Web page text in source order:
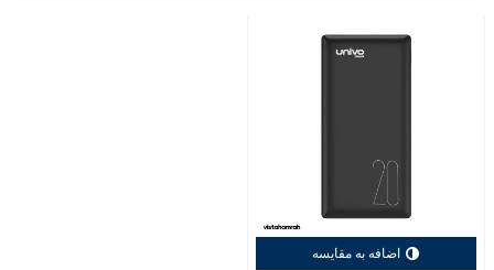
اضافه به مقایسه